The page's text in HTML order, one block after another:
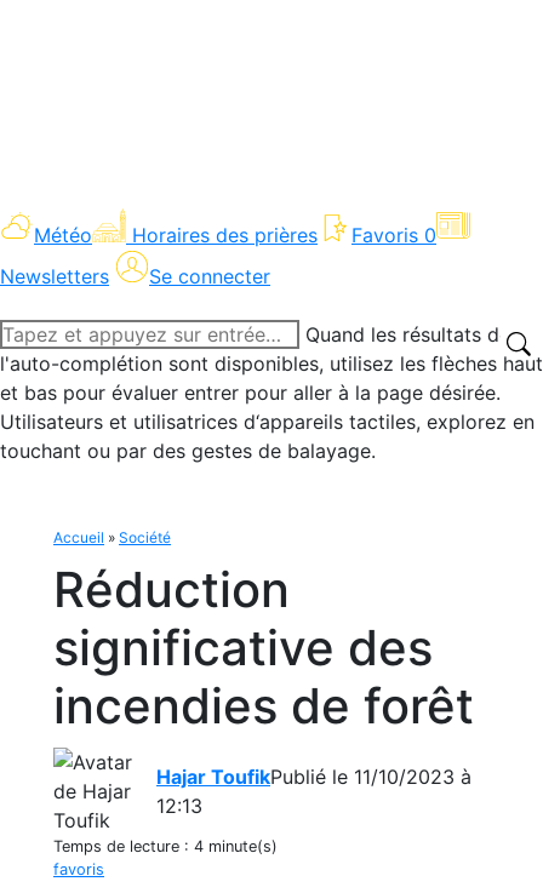
Météo Horaires des prières Favoris 0
Newsletters
Se connecter
Recherche
:
Quand les résultats de
l'auto-complétion sont disponibles, utilisez les flèches haut
et bas pour évaluer entrer pour aller à la page désirée.
Utilisateurs et utilisatrices d‘appareils tactiles, explorez en
touchant ou par des gestes de balayage.
Accueil » Société
Réduction
significative des
incendies de forêt
Hajar ToufikPublié le 11/10/2023 à
12:13
Temps de lecture : 4 minute(s)
favoris